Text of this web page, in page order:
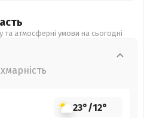
та атмосферні умови на сьогодні
23°/12°